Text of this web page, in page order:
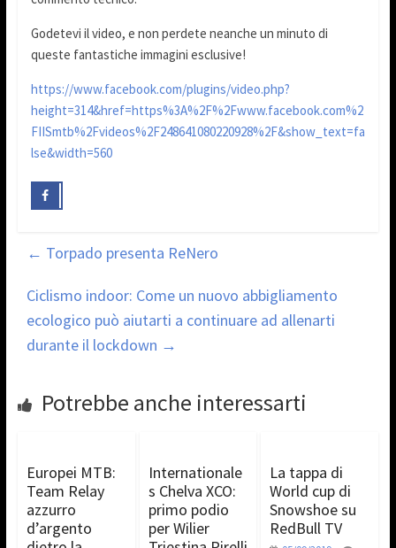
Godetevi il video, e non perdete neanche un minuto di
queste fantastiche immagini esclusive!
https://www.facebook.com/plugins/video.php?
height=314&href=https%3A%2F%2Fwww.facebook.com%2
FIISmtb%2Fvideos%2F248641080220928%2F&show_text=fa
lse&width=560
← Torpado presenta ReNero
Ciclismo indoor: Come un nuovo abbigliamento
ecologico può aiutarti a continuare ad allenarti
durante il lockdown →
Potrebbe anche interessarti
Europei MTB:
Team Relay
azzurro
d’argento
Internationale
s Chelva XCO:
primo podio
per Wilier
La tappa di
World cup di
Snowshoe su
RedBull TV